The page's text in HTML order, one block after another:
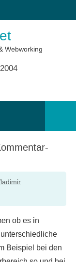
Webworking
ob es in
Beispiel bei den